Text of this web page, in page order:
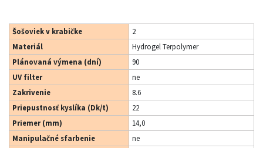
Šošoviek v krabičke
2
Materiál
Hydrogel Terpolymer
Plánovaná výmena (dní)
90
UV filter
ne
Zakrivenie
8.6
Priepustnosť kyslíka (Dk/t)
22
Priemer (mm)
14,0
Manipulačné sfarbenie
ne